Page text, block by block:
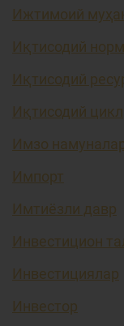
Ижтимоий
Иқтисодий
Иқтисодий
Иқтисодий цикл
Имзо
Импорт
Имтиёзли давр
Инвестицион
Инвестициялар
Инвестор